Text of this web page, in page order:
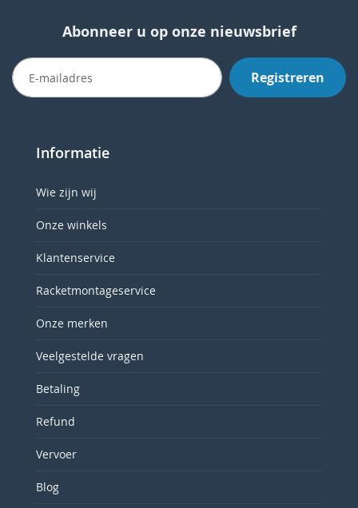
Abonneer u op onze nieuwsbrief
Registreren
Informatie
Wie zijn wij
Onze winkels
Klantenservice
Racketmontageservice
Onze merken
Veelgestelde vragen
Betaling
Refund
Vervoer
Blog